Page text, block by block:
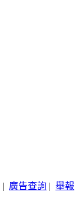
| 廣告查詢 | 舉報